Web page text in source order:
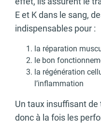
E et K dans le sang,
indispensables pour :
la réparation
le bon
la régénération
l’inflammation
Un taux insuffisant
donc à la fois les